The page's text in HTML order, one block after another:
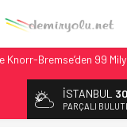
Knorr-Bremse’den 99
21 CITYLINK Hafif
İSTANBUL
PARÇALI